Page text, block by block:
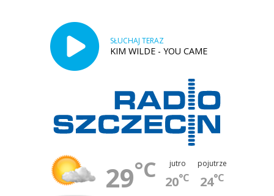
SŁUCHAJ TERAZ
KIM WILDE - YOU CAME
29°C jutro
20°C
pojutrze
24°C